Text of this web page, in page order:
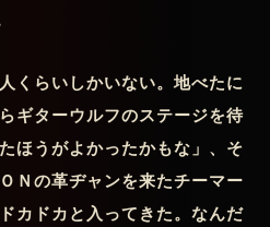
くらいしかいない。地べたに
ギターウルフのステージを待
ほうがよかったかもな」、そ
Ｎの革ヂャンを来たチーマー
カドカと入ってきた。なんだ